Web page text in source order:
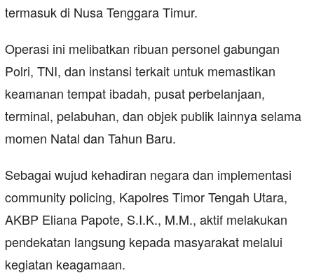
termasuk di Nusa Tenggara Timur.
Operasi ini melibatkan ribuan personel gabungan
Polri, TNI, dan instansi terkait untuk memastikan
keamanan tempat ibadah, pusat perbelanjaan,
terminal, pelabuhan, dan objek publik lainnya selama
momen Natal dan Tahun Baru.
Sebagai wujud kehadiran negara dan implementasi
community policing, Kapolres Timor Tengah Utara,
AKBP Eliana Papote, S.I.K., M.M., aktif melakukan
pendekatan langsung kepada masyarakat melalui
kegiatan keagamaan.